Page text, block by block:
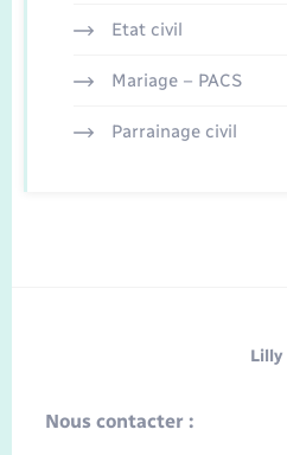
Etat civil
Mariage – PACS
Parrainage civil
Lilly
Nous contacter :